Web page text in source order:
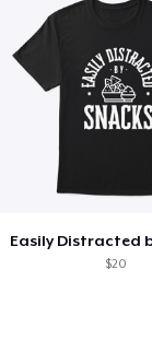
Easily Distracted
$20